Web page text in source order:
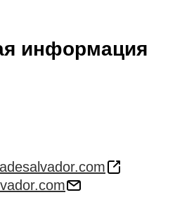
информация